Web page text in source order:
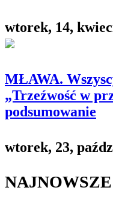
wtorek, 14,
MŁAWA.
„Trzeźwość w
podsumowanie
wtorek, 23,